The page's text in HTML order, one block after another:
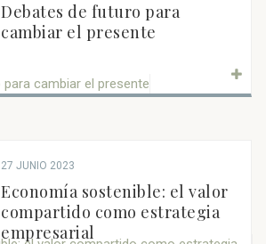
Debates de futuro para
cambiar el presente
27 JUNIO 2023
Economía sostenible: el valor
compartido como estrategia
empresarial